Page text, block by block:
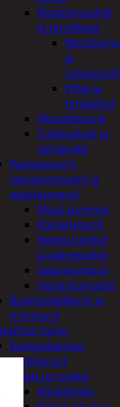
Moottorisahat
ja tarvikkeet
ja
Viilat ja
teräketjut
Oksasilppurit
Tukkisakset ja
sahapukit
Painepesurit,
vesiautomaatit ja
uppopumput
Muut pumput
Painepesurit
Reppuruiskut
ja painepullot
Uppopumput
Vesiautomaatit
Ruohonleikkurit ja
trimmerit
hoito
Kastelukannut
Kateharsot
Kukat ja ruukut
Altakastelu